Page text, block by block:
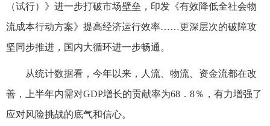
（试行）》进一步打破市场壁垒，印发《有效降低全社会物
流成本行动方案》提高经济运行效率……更深层次的破障攻
坚同步推进，国内大循环进一步畅通。
从统计数据看，今年以来，人流、物流、资金流都在改
善，上半年内需对GDP增长的贡献率为68．8％，有力增强了
应对风险挑战的底气和信心。